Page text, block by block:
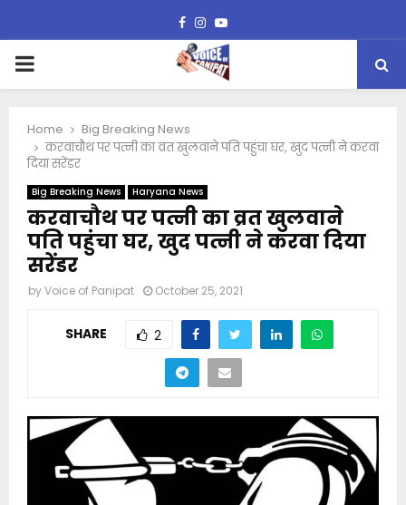
Facebook
Instagram
Youtube
PRIMARY
Home
Big Breaking News
करवाचौथ पर पत्नी का व्रत खुलवाने पति पहुंचा घर, खुद पत्नी ने करवा
दिया सरेंडर
Big Breaking News Haryana News
करवाचौथ पर पत्नी का व्रत खुलवाने
पति पहुंचा घर, खुद पत्नी ने करवा दिया
सरेंडर
byVoice of Panipat October 25, 2021
SHARE 2